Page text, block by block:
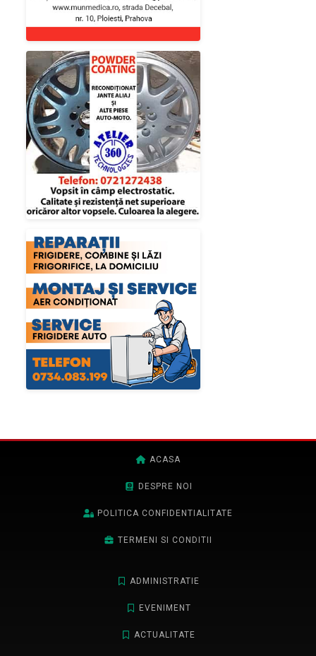
ACASA
DESPRE NOI
POLITICA CONFIDENTIALITATE
TERMENI SI CONDITII
ADMINISTRATIE
EVENIMENT
ACTUALITATE